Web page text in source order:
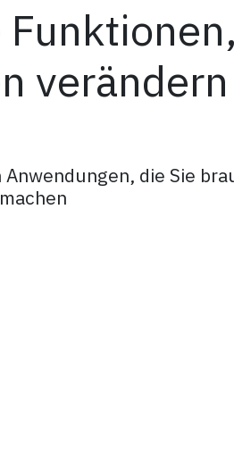
verändern
die Sie